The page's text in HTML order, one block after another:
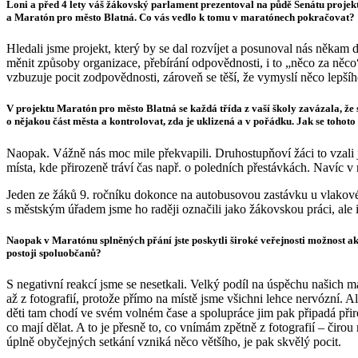
Loni a před 4 lety váš žákovský parlament prezentoval na půdě Senátu
a Maratón pro město Blatná. Co vás vedlo k tomu v maratónech pokračovat?
Hledali jsme projekt, který by se dal rozvíjet a posunoval nás
měnit způsoby organizace, přebírání odpovědnosti, i to „něco za
vzbuzuje pocit zodpovědnosti, zároveň se těší, že vymyslí něco
V projektu Maratón pro město Blatná se každá třída z vaší školy zavázala, že
o nějakou část města a kontrolovat, zda je uklizená a v pořádku. Jak se
Naopak. Vážně nás moc mile překvapili. Druhostupňoví žáci to
místa, kde přirozeně tráví čas např. o poledních přestávkách. Navíc
Jeden ze žáků 9. ročníku dokonce na autobusovou zastávku u
s městským úřadem jsme ho raději označili jako žákovskou práci,
Naopak v Maratónu splněných přání jste poskytli široké veřejnosti možnost
postoji spoluobčanů?
S negativní reakcí jsme se nesetkali. Velký podíl na úspěchu našich
až z fotografií, protože přímo na místě jsme všichni lehce nervózní.
děti tam chodí ve svém volném čase a spolupráce jim pak připadá
co mají dělat. A to je přesně to, co vnímám zpětně z fotografií –
úplně obyčejných setkání vzniká něco většího, je pak skvělý pocit.